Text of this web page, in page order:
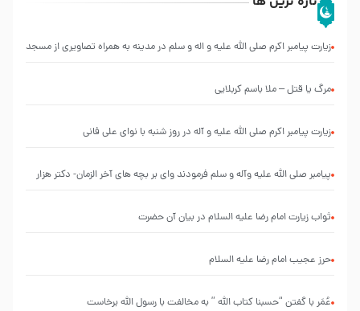
زیارت پیامبر اکرم صلی الله علیه و اله و سلم در مدینه به همراه تصاویری از مسجد
مرگ یا قتل – ملا باسم کربلایی
زیارت پیامبر اکرم صلی الله علیه و آله در روز شنبه با نوای علی فانی
پیامبر صلی الله علیه وآله و سلم فرمودند وای بر بچه های آخر الزمان- دکتر هزار
ثواب زیارت امام رضا علیه السلام در بیان آن حضرت
حرز عجیب امام رضا علیه السلام
عُمَر با گفتن “حسبنا كتاب اللّه ” به مخالفت با رسول اللّه برخاست